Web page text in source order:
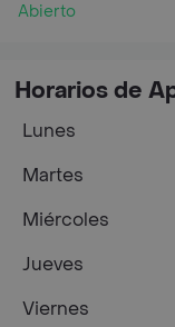
Abierto
Horarios de
Lunes
Martes
Miércoles
Jueves
Viernes